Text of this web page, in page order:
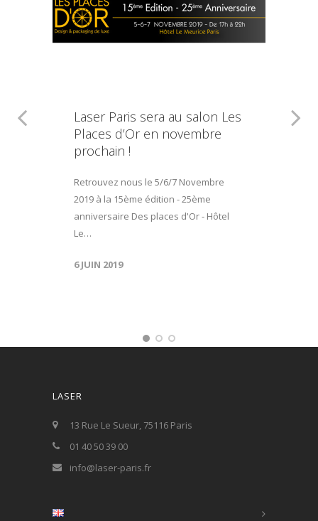
Laser Paris sera au salon Les
Places d’Or en novembre
prochain !
Retrouvez nous le 5/6/7 Novembre
2019 à la 15ème édition - 25ème
anniversaire Des places d'Or - Hôtel
Le…
6 JUIN 2019
LASER
13 Rue Le Sueur, 75116 Paris
01 40 50 39 00
info@laser-paris.fr